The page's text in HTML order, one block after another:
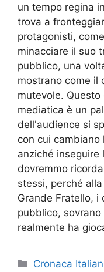
un tempo regina
trova a
protagonisti,
minacciare il suo
pubblico, una
mostrano come il
mutevole.
mediatica è un
dell'audience si
con cui cambiano
anziché
dovremmo
stessi, perché
Grande Fratello, i
pubblico,
realmente ha
Categorie
Cronaca